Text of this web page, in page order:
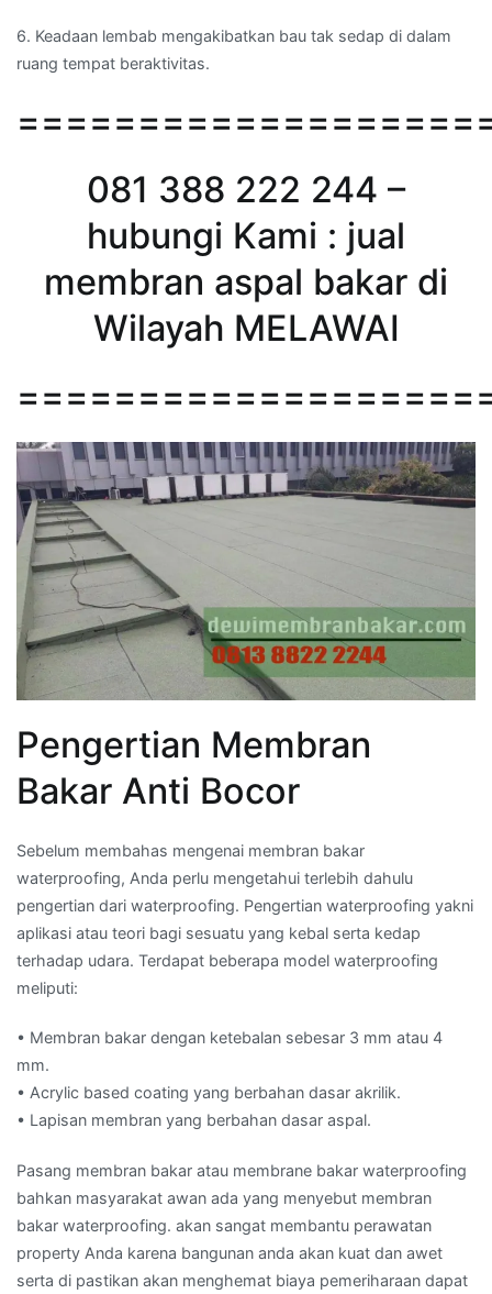
6. Keadaan lembab mengakibatkan bau tak sedap di dalam
ruang tempat beraktivitas.
081 388 222 244 –
hubungi Kami : jual
membran aspal bakar di
Wilayah MELAWAI
Pengertian Membran
Bakar Anti Bocor
Sebelum membahas mengenai membran bakar
waterproofing, Anda perlu mengetahui terlebih dahulu
pengertian dari waterproofing. Pengertian waterproofing yakni
aplikasi atau teori bagi sesuatu yang kebal serta kedap
terhadap udara. Terdapat beberapa model waterproofing
meliputi:
• Membran bakar dengan ketebalan sebesar 3 mm atau 4
mm.
• Acrylic based coating yang berbahan dasar akrilik.
• Lapisan membran yang berbahan dasar aspal.
Pasang membran bakar atau membrane bakar waterproofing
bahkan masyarakat awan ada yang menyebut membran
bakar waterproofing. akan sangat membantu perawatan
property Anda karena bangunan anda akan kuat dan awet
serta di pastikan akan menghemat biaya pemeriharaan dapat